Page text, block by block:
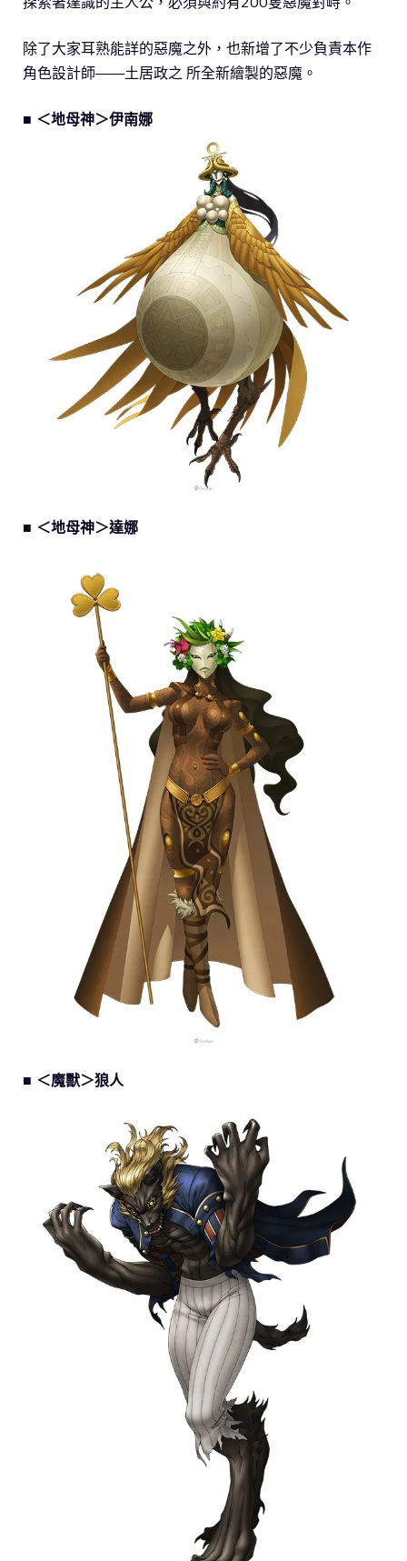
除了大家耳熟能詳的惡魔之外，也新增了不少負責本作
角色設計師——土居政之 所全新繪製的惡魔。
■ ＜地母神＞伊南娜
■ ＜地母神＞達娜
■ ＜魔獸＞狼人